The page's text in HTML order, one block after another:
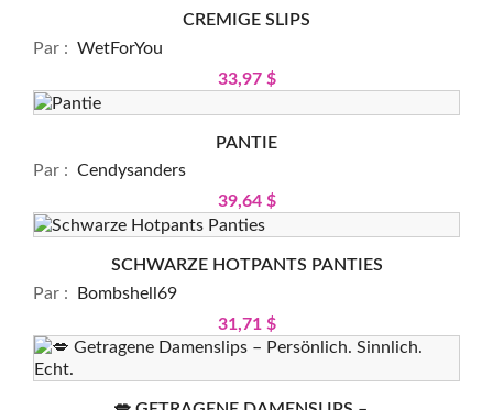
CREMIGE SLIPS
Par : WetForYou
33,97 $
PANTIE
Par : Cendysanders
39,64 $
SCHWARZE HOTPANTS PANTIES
Par :
Bombshell69
31,71 $